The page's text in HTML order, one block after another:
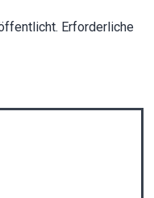
Erforderliche